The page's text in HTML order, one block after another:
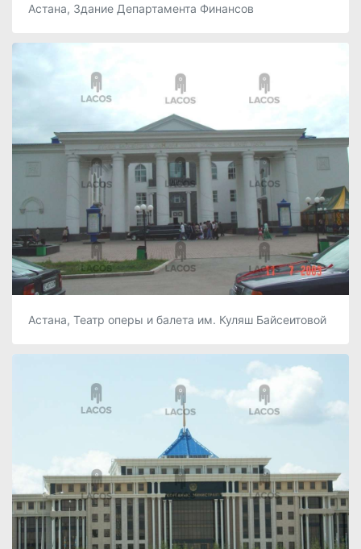
Астана, Здание Департамента Финансов
Астана, Театр оперы и балета им. Куляш Байсеитовой